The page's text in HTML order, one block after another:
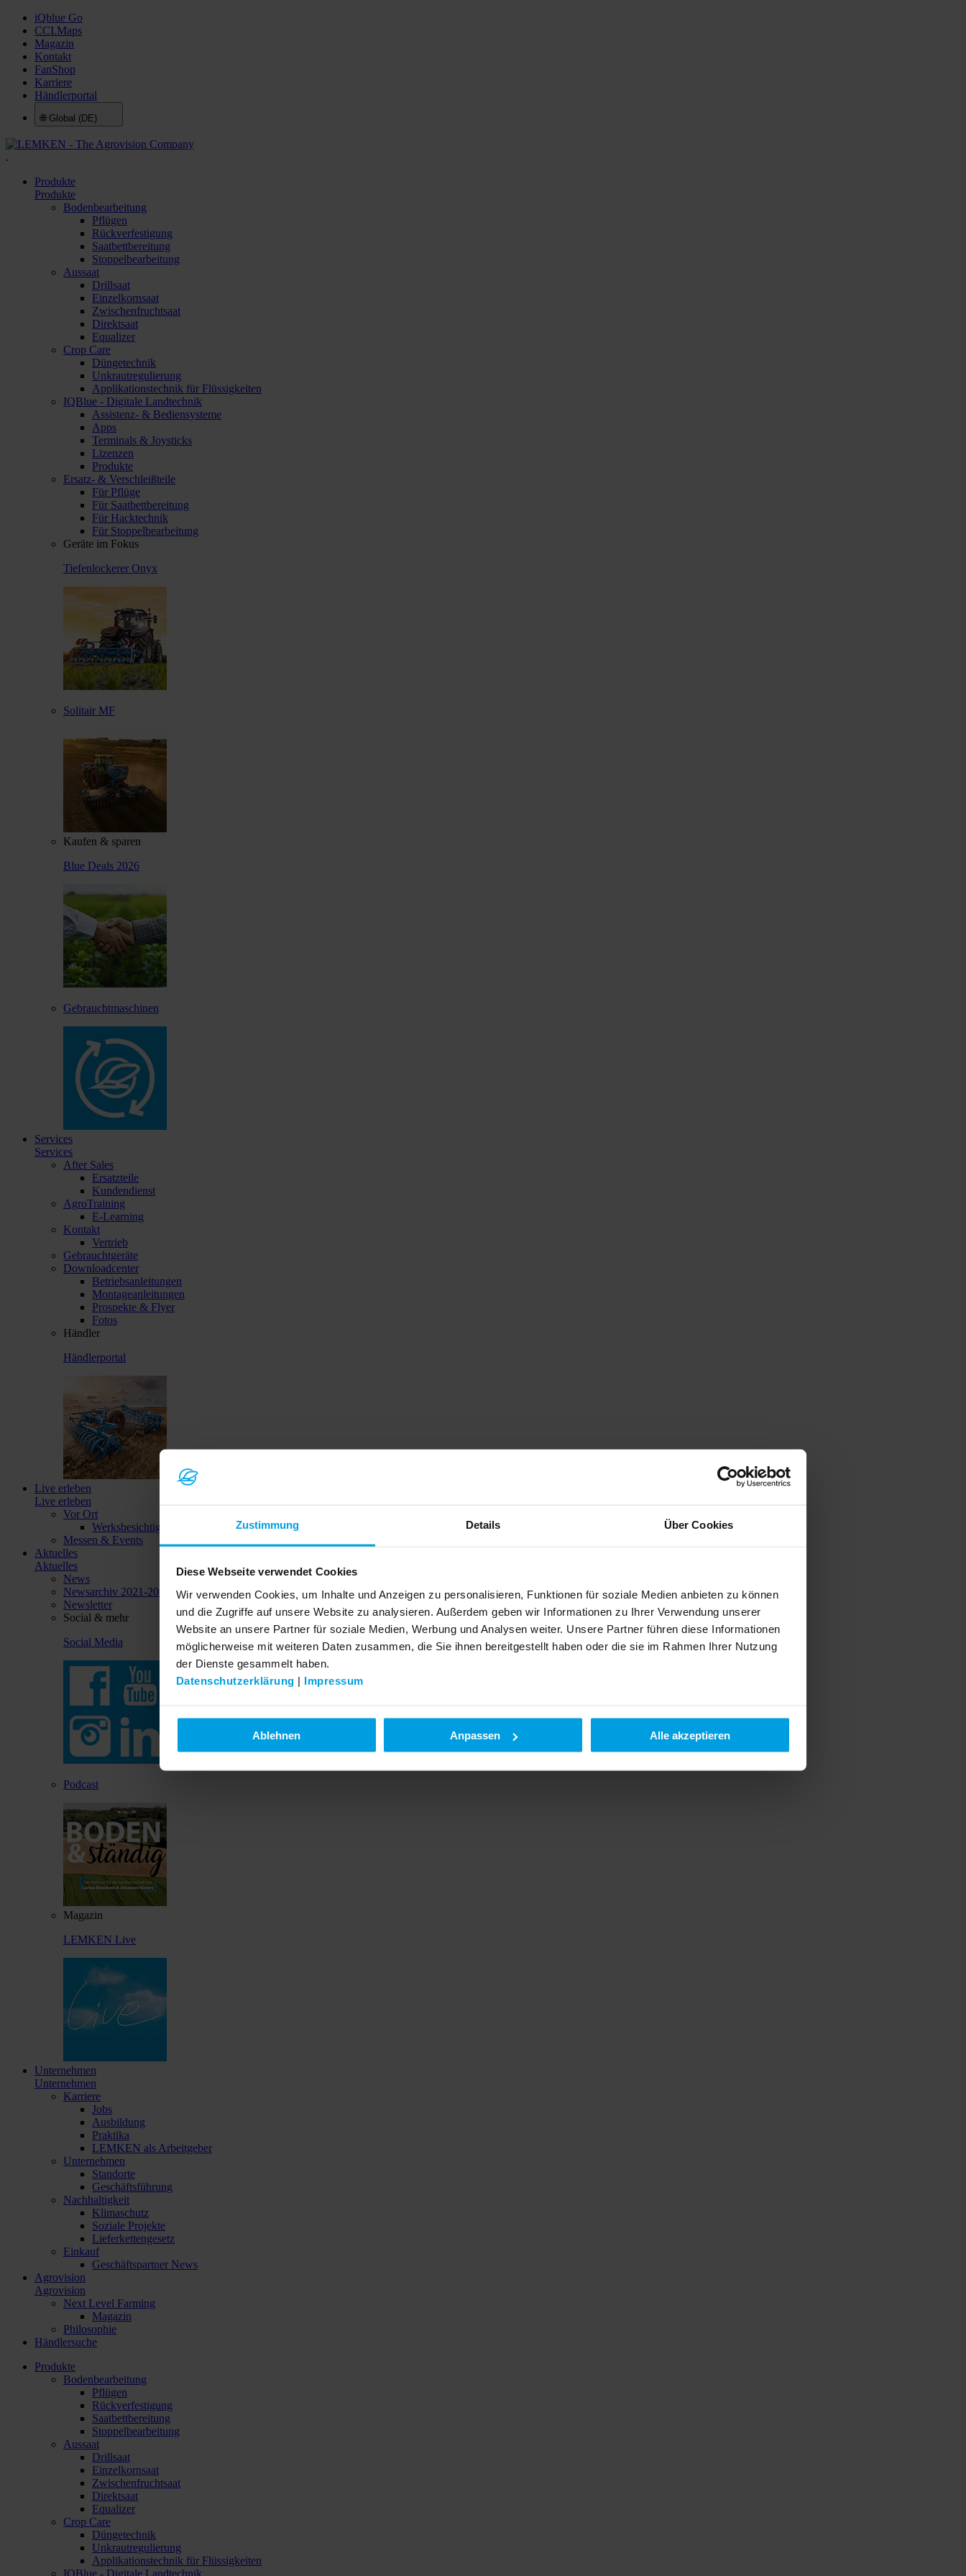
Zustimmung Details Über Cookies
Diese Webseite verwendet Cookies
Wir verwenden Cookies, um Inhalte und Anzeigen zu personalisieren, Funktionen für soziale Medien anbieten zu können
und die Zugriffe auf unsere Website zu analysieren. Außerdem geben wir Informationen zu Ihrer Verwendung unserer
Website an unsere Partner für soziale Medien, Werbung und Analysen weiter. Unsere Partner führen diese Informationen
möglicherweise mit weiteren Daten zusammen, die Sie ihnen bereitgestellt haben oder die sie im Rahmen Ihrer Nutzung
der Dienste gesammelt haben.
Datenschutzerklärung | Impressum
Ablehnen Anpassen Alle akzeptieren
iQblue Go
CCI.Maps
Magazin
Kontakt
FanShop
Karriere
Händlerportal
🌐 Global (DE)
.
Produkte
Produkte
Bodenbearbeitung
Pflügen
Rückverfestigung
Saatbettbereitung
Stoppelbearbeitung
Aussaat
Drillsaat
Einzelkornsaat
Zwischenfruchtsaat
Direktsaat
Equalizer
Crop Care
Düngetechnik
Unkrautregulierung
Applikationstechnik für Flüssigkeiten
IQBlue - Digitale Landtechnik
Assistenz- & Bediensysteme
Apps
Terminals & Joysticks
Lizenzen
Produkte
Ersatz- & Verschleißteile
Für Pflüge
Für Saatbettbereitung
Für Hacktechnik
Für Stoppelbearbeitung
Geräte im Fokus
Tiefenlockerer Onyx
Solitair MF
Kaufen & sparen
Blue Deals 2026
Gebrauchtmaschinen
Services
Services
After Sales
Ersatzteile
Kundendienst
AgroTraining
E-Learning
Kontakt
Vertrieb
Gebrauchtgeräte
Downloadcenter
Betriebsanleitungen
Montageanleitungen
Prospekte & Flyer
Fotos
Händler
Händlerportal
Live erleben
Live erleben
Vor Ort
Werksbesichtigungen
Messen & Events
Aktuelles
Aktuelles
News
Newsarchiv 2021-2023
Newsletter
Social & mehr
Social Media
Podcast
Magazin
LEMKEN Live
Unternehmen
Unternehmen
Karriere
Jobs
Ausbildung
Praktika
LEMKEN als Arbeitgeber
Unternehmen
Standorte
Geschäftsführung
Nachhaltigkeit
Klimaschutz
Soziale Projekte
Lieferkettengesetz
Einkauf
Geschäftspartner News
Agrovision
Agrovision
Next Level Farming
Magazin
Philosophie
Händlersuche
Produkte
Bodenbearbeitung
Pflügen
Rückverfestigung
Saatbettbereitung
Stoppelbearbeitung
Aussaat
Drillsaat
Einzelkornsaat
Zwischenfruchtsaat
Direktsaat
Equalizer
Crop Care
Düngetechnik
Unkrautregulierung
Applikationstechnik für Flüssigkeiten
IQBlue - Digitale Landtechnik